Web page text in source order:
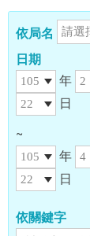
依局名
日期
年
日
~
年
日
依關鍵字